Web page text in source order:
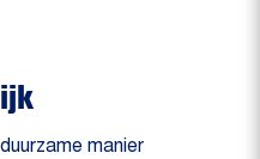
manier